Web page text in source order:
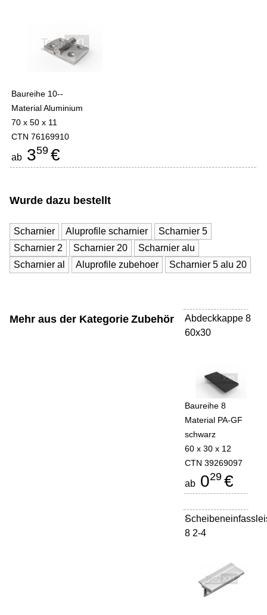
Baureihe 10--
Material Aluminium
70 x 50 x 11
CTN 76169910
ab 359 €
Wurde dazu bestellt
Scharnier Aluprofile scharnier
Scharnier 5
Scharnier 2
Scharnier 20
Scharnier alu
Scharnier al
Aluprofile zubehoer Scharnier 5 alu 20
Mehr aus der Kategorie Zubehör
Abdeckkappe 8
60x30
-
Baureihe 8
Material PA-GF
schwarz
60 x 30 x 12
CTN 39269097
ab 029 €
8 2-4
-